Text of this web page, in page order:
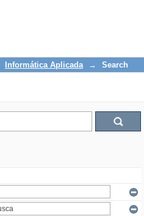
Informática Aplicada → Search